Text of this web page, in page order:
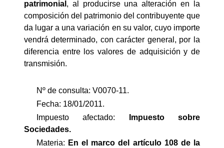
patrimonial , al producirse una alteración en la
composición del patrimonio del contribuyente que
da lugar a una variación en su valor, cuyo importe
vendrá determinado, con carácter general, por la
diferencia entre los valores de adquisición y de
transmisión.
Nº de consulta: V0070-11.
Fecha: 18/01/2011.
Impuesto afectado:
Impuesto
sobre
Sociedades.
Materia: En el marco del artículo 108 de la